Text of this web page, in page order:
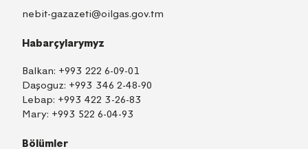
nebit-gazazeti@oilgas.gov.tm
Habarçylarymyz
Balkan: +993 222 6-09-01
Daşoguz: +993 346 2-48-90
Lebap: +993 422 3-26-83
Mary: +993 522 6-04-93
Bölümler